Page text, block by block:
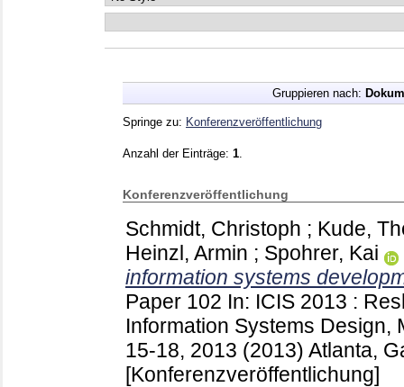
Gruppieren nach:
Springe zu: Konferenzveröffentlichung
Anzahl der Einträge: 1
Konferenzveröffentlichung
Schmidt, Christoph ; Kude,
Heinzl, Armin ; Spohrer, Kai
information systems
Paper 102 In: ICIS 2013 :
Information Systems Design,
15-18, 2013 (2013) Atlanta,
[Konferenzveröffentlichung]